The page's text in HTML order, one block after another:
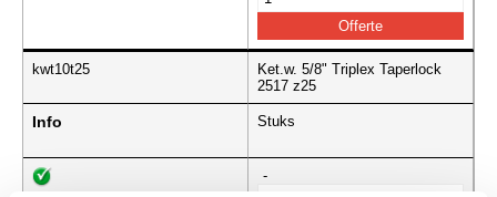
kwt10t25
Ket.w. 5/8" Triplex Taperlock
2517 z25
Info Stuks
-